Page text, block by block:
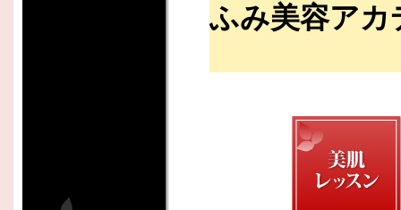
ふみ美容アカ